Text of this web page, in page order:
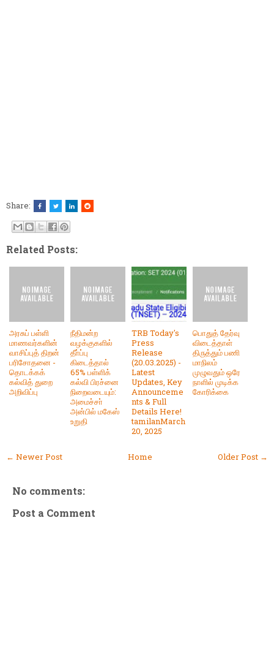
Share:
Related Posts:
அரசுப் பள்ளி
மாணவர்களின்
வாசிப்புத் திறன்
பரிசோதனை -
தொடக்கக்
கல்வித் துறை
அறிவிப்பு
நீதிமன்ற
வழக்குகளில்
தீா்ப்பு
கிடைத்தால்
65% பள்ளிக்
கல்வி பிரச்னை
நிறைவடையும்:
அமைச்சா்
அன்பில் மகேஸ்
உறுதி
TRB Today's
Press
Release
(20.03.2025) -
Latest
Updates, Key
Announceme
nts & Full
Details Here!
tamilanMarch
20, 2025
பொதுத் தேர்வு
விடைத்தாள்
திருத்தும் பணி
மாநிலம்
முழுவதும் ஒரே
நாளில் முடிக்க
கோரிக்கை
← Newer Post Older Post →
Home
No comments:
Post a Comment